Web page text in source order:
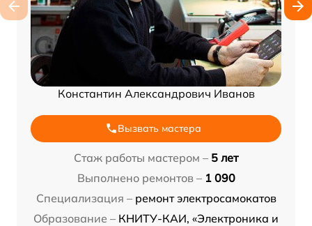
Константин Александрович Иванов
Вызвать мастера
Стаж работы мастером – 5 лет
Выполнено ремонтов – 1 090
Специализация – ремонт электросамокатов
Образование – КНИТУ-КАИ, «Электроника и